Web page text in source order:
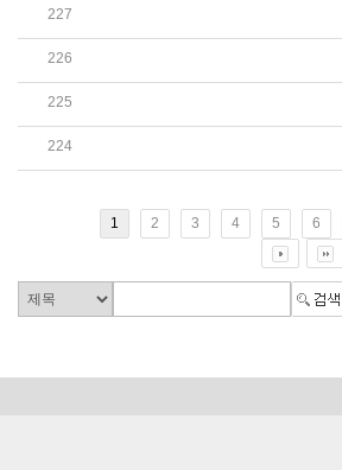
227 월드코리안 - 싱가포르 한인 6
226 위키트리 - 울보 손흥민 울릴
225 연합뉴스 - 5만석 매진에 암
224 한국촌 - 싱가포르한국국제학
1 2 3 4 5 6